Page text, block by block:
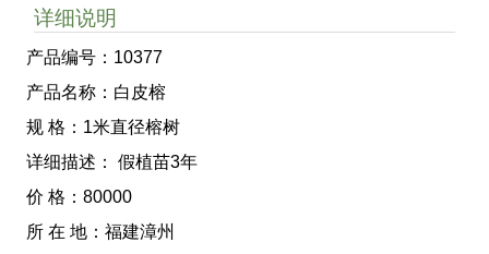
详细说明
产品编号：10377
产品名称：白皮榕
规 格：1米直径榕树
详细描述： 假植苗3年
价 格：80000
所 在 地：福建漳州